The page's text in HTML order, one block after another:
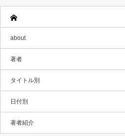
about
著者
タイトル別
日付別
著者紹介